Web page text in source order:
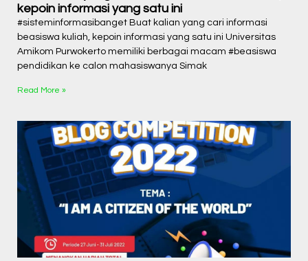
kepoin informasi yang satu ini
#sisteminformasibanget Buat kalian yang cari informasi
beasiswa kuliah, kepoin informasi yang satu ini Universitas
Amikom Purwokerto memiliki berbagai macam #beasiswa
pendidikan ke calon mahasiswanya Simak
Read More »